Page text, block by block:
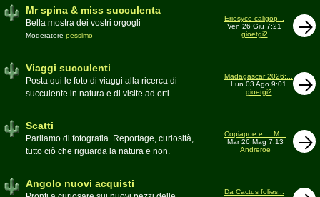
Mr spina & miss succulenta
Bella mostra dei vostri orgogli
Moderatore pessimo
Eriosyce caligop...
Ven 26 Giu 7:21
gioetgi2
Viaggi succulenti
Posta qui le foto di viaggi alla ricerca di
succulente in natura e di visite ad orti
Madagascar 2026:...
Lun 03 Ago 9:01
gioetgi2
Scatti
Parliamo di fotografia. Reportage, curiosità,
tutto ciò che riguarda la natura e non.
Copiapoe e ... M...
Mar 26 Mag 7:13
Andreroe
Angolo nuovi acquisti
Da Cactus folies...